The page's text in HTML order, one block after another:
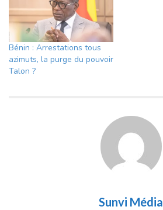
Bénin : Arrestations tous
azimuts, la purge du pouvoir
Talon ?
Sunvi Média